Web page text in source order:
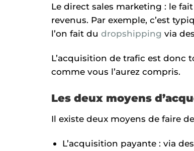
Le direct sales marketing : le
revenus. Par exemple, c’est
l’on fait du dropshipping via
L’acquisition de trafic est donc
comme vous l’aurez compris.
Les deux moyens
Il existe deux moyens de faire
L’acquisition payante : via